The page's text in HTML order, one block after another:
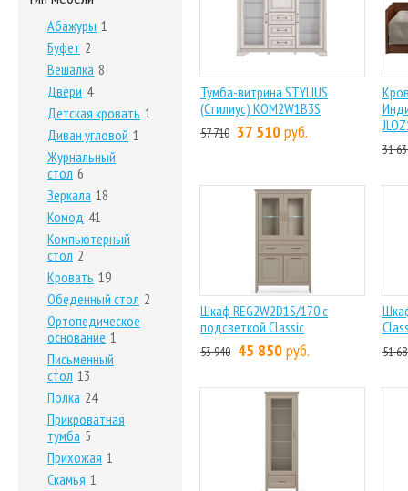
Тумба-витрина STYLIUS
(Стилиус) KOM2W1B3S
57 710 37 510руб.
31
Шкаф REG2W2D1S/170 с
подсветкой Classic
53 940 45 850руб. 51
Абажуры 1
Буфет 2
Вешалка 8
Двери 4
Детская кровать 1
Диван угловой 1
Журнальный
стол 6
Зеркала 18
Комод 41
Компьютерный
стол 2
Кровать 19
Обеденный стол 2
Ортопедическое
основание 1
Письменный
стол 13
Полка 24
Прикроватная
тумба 5
Прихожая 1
Скамья 1